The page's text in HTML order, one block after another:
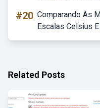
#20 Comparando As
Escalas Celsius
Related Posts